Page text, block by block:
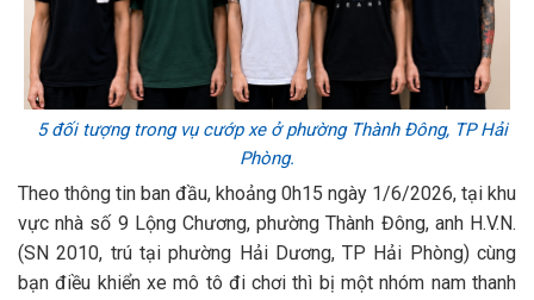
5 đối tượng trong vụ cướp xe ở phường Thành Đông, TP Hải
Phòng.
Theo thông tin ban đầu, khoảng 0h15 ngày 1/6/2026, tại khu
vực nhà số 9 Lộng Chương, phường Thành Đông, anh H.V.N.
(SN 2010, trú tại phường Hải Dương, TP Hải Phòng) cùng
bạn điều khiển xe mô tô đi chơi thì bị một nhóm nam thanh